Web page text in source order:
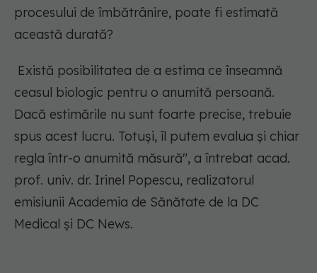
procesului de îmbătrânire, poate fi estimată
această durată?
Există posibilitatea de a estima ce înseamnă
ceasul biologic pentru o anumită persoană.
Dacă estimările nu sunt foarte precise, trebuie
spus acest lucru. Totuși, îl putem evalua și chiar
regla într-o anumită măsură", a întrebat acad.
prof. univ. dr. Irinel Popescu, realizatorul
emisiunii Academia de Sănătate de la DC
Medical și DC News.